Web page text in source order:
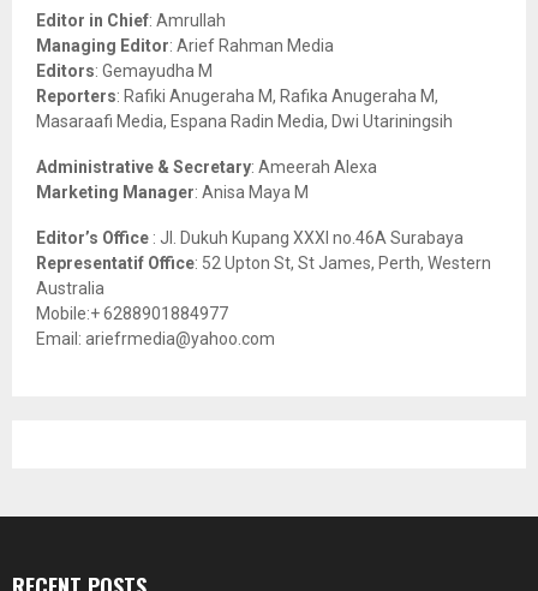
o
r
:
Editor in Chief: Amrullah
Managing Editor: Arief Rahman Media
Editors: Gemayudha M
Reporters: Rafiki Anugeraha M, Rafika Anugeraha M,
Masaraafi Media, Espana Radin Media, Dwi Utariningsih
Administrative & Secretary: Ameerah Alexa
Marketing Manager: Anisa Maya M
Editor’s Office : Jl. Dukuh Kupang XXXI no.46A Surabaya
Representatif Office: 52 Upton St, St James, Perth, Western
Australia
Mobile:+ 6288901884977
Email: ariefrmedia@yahoo.com